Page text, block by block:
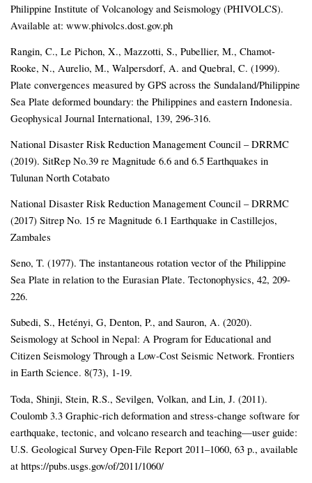
Philippine Institute of Volcanology and Seismology (PHIVOLCS).
Available at: www.phivolcs.dost.gov.ph
Rangin, C., Le Pichon, X., Mazzotti, S., Pubellier, M., Chamot-
Rooke, N., Aurelio, M., Walpersdorf, A. and Quebral, C. (1999).
Plate convergences measured by GPS across the Sundaland/Philippine
Sea Plate deformed boundary: the Philippines and eastern Indonesia.
Geophysical Journal International, 139, 296-316.
National Disaster Risk Reduction Management Council – DRRMC
(2019). SitRep No.39 re Magnitude 6.6 and 6.5 Earthquakes in
Tulunan North Cotabato
National Disaster Risk Reduction Management Council – DRRMC
(2017) Sitrep No. 15 re Magnitude 6.1 Earthquake in Castillejos,
Zambales
Seno, T. (1977). The instantaneous rotation vector of the Philippine
Sea Plate in relation to the Eurasian Plate. Tectonophysics, 42, 209-
226.
Subedi, S., Hetényi, G, Denton, P., and Sauron, A. (2020).
Seismology at School in Nepal: A Program for Educational and
Citizen Seismology Through a Low-Cost Seismic Network. Frontiers
in Earth Science. 8(73), 1-19.
Toda, Shinji, Stein, R.S., Sevilgen, Volkan, and Lin, J. (2011).
Coulomb 3.3 Graphic-rich deformation and stress-change software for
earthquake, tectonic, and volcano research and teaching—user guide:
U.S. Geological Survey Open-File Report 2011–1060, 63 p., available
at https://pubs.usgs.gov/of/2011/1060/